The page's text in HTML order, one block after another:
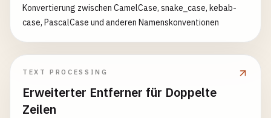
Konvertierung zwischen CamelCase, snake_case, kebab-
case, PascalCase und anderen Namenskonventionen
TEXT PROCESSING
Erweiterter Entferner für Doppelte
Zeilen